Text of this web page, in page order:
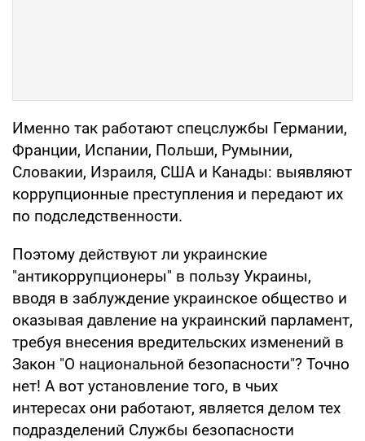
Именно так работают спецслужбы Германии,
Франции, Испании, Польши, Румынии,
Словакии, Израиля, США и Канады: выявляют
коррупционные преступления и передают их
по подследственности.
Поэтому действуют ли украинские
"антикоррупционеры" в пользу Украины,
вводя в заблуждение украинское общество и
оказывая давление на украинский парламент,
требуя внесения вредительских изменений в
Закон "О национальной безопасности"? Точно
нет! А вот установление того, в чьих
интересах они работают, является делом тех
подразделений Службы безопасности